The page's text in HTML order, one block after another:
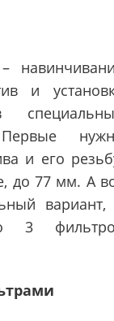
и
и его
до 77 мм. А
вариант,
3